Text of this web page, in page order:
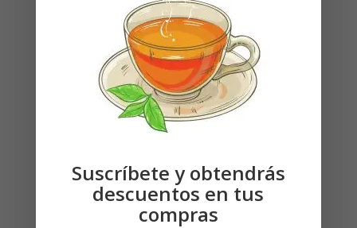
Necesitas estar registrado
para ver los precios
g: cierre
hermético
bote redondo
negro-
hermético
Necesitas estar registrado
Suscríbete y obtendrás
descuentos en tus
compras